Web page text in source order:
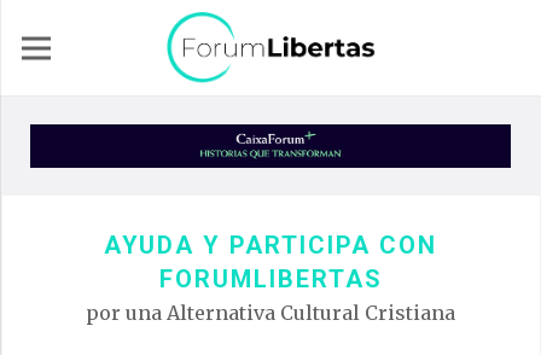
AYUDA Y PARTICIPA CON
FORUMLIBERTAS
por una Alternativa Cultural Cristiana